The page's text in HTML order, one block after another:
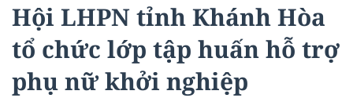
Hội LHPN tỉnh Khánh Hòa
tổ chức lớp tập huấn hỗ trợ
phụ nữ khởi nghiệp